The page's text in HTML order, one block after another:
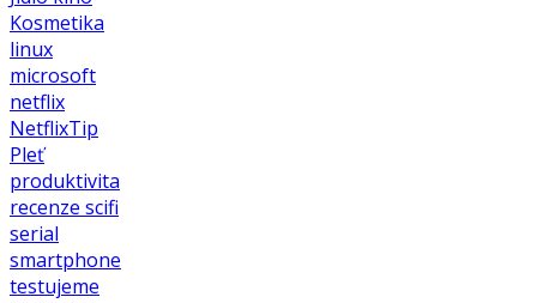
Kosmetika
linux
microsoft
netflix
NetflixTip
Pleť
produktivita
recenze scifi
serial
smartphone
testujeme